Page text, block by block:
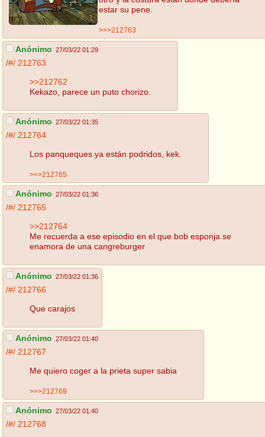
estar su pene.
>>>212763
Anónimo 27/03/22 01:29
/#/ 212763
>>212762
Kekazo, parece un puto chorizo.
Anónimo 27/03/22 01:35
/#/ 212764
Los panqueques ya están podridos, kek.
>>>212765
Anónimo 27/03/22 01:36
/#/ 212765
>>212764
Me recuerda a ese episodio en el que bob esponja se
enamora de una cangreburger
Anónimo 27/03/22 01:36
/#/ 212766
Que carajos
Anónimo 27/03/22 01:40
/#/ 212767
Me quiero coger a la prieta super sabia
>>>212769
Anónimo 27/03/22 01:40
/#/ 212768